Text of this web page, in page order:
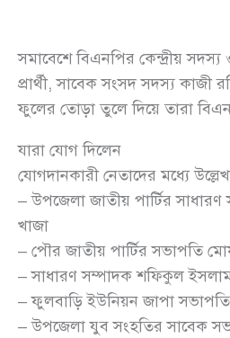
সমাবেশে বিএনপির কেন্দ্রীয়
প্রার্থী, সাবেক সংসদ সদস্য কাজী
ফুলের তোড়া তুলে দিয়ে তারা
যারা যোগ দিলেন
যোগদানকারী নেতাদের মধ্যে
– উপজেলা জাতীয় পার্টির
খাজা
– পৌর জাতীয় পার্টির সভাপতি
– সাধারণ সম্পাদক শফিকুল
– ফুলবাড়ি ইউনিয়ন জাপা
– উপজেলা যুব সংহতির সাবেক